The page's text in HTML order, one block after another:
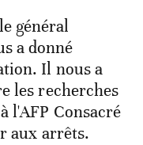
général
a donné
Il nous a
les recherches
l'AFP Consacré
aux arrêts.